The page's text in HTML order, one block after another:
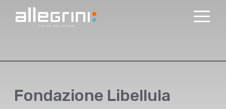
Fondazione Libellula